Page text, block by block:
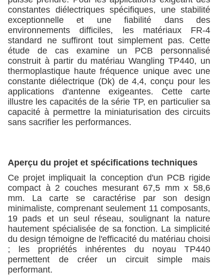
constantes diélectriques spécifiques, une stabilité
exceptionnelle et une fiabilité dans des
environnements difficiles, les matériaux FR-4
standard ne suffiront tout simplement pas. Cette
étude de cas examine un PCB personnalisé
construit à partir du matériau Wangling TP440, un
thermoplastique haute fréquence unique avec une
constante diélectrique (Dk) de 4,4, conçu pour les
applications d'antenne exigeantes. Cette carte
illustre les capacités de la série TP, en particulier sa
capacité à permettre la miniaturisation des circuits
sans sacrifier les performances.
Aperçu du projet et spécifications techniques
Ce projet impliquait la conception d'un PCB rigide
compact à 2 couches mesurant 67,5 mm x 58,6
mm. La carte se caractérise par son design
minimaliste, comprenant seulement 11 composants,
19 pads et un seul réseau, soulignant la nature
hautement spécialisée de sa fonction. La simplicité
du design témoigne de l'efficacité du matériau choisi
; les propriétés inhérentes du noyau TP440
permettent de créer un circuit simple mais
performant.